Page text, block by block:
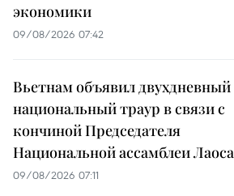
экономики
09/08/2026 07:42
Вьетнам объявил двухдневный
национальный траур в связи с
кончиной Председателя
Национальной ассамблеи Лаоса
09/08/2026 07:11